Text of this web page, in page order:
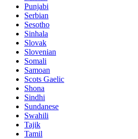
Punjabi
Serbian
Sesotho
Sinhala
Slovak
Slovenian
Somali
Samoan
Scots Gaelic
Shona
Sindhi
Sundanese
Swahili
Tajik
Tamil